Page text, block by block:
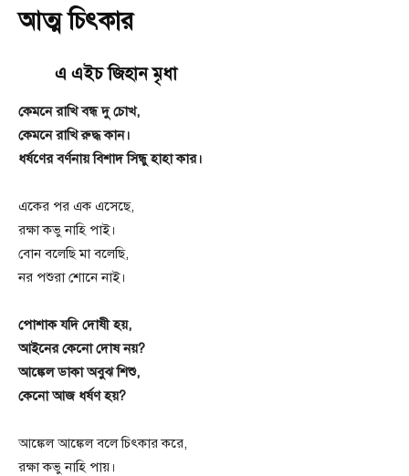
আত্ম চিৎকার
এ এইচ জিহান মৃধা
কেমনে রাখি বন্ধ দু চোখ,
কেমনে রাখি রুদ্ধ কান।
ধর্ষণের বর্ণনায় বিশাদ সিন্ধু হাহা কার।
একের পর এক এসেছে,
রক্ষা কভু নাহি পাই।
বোন বলেছি মা বলেছি,
নর পশুরা শোনে নাই।
পোশাক যদি দোষী হয়,
আইনের কেনো দোষ নয়?
আঙ্কেল ডাকা অবুঝ শিশু,
কেনো আজ ধর্ষণ হয়?
আঙ্কেল আঙ্কেল বলে চিৎকার করে,
রক্ষা কভু নাহি পায়।